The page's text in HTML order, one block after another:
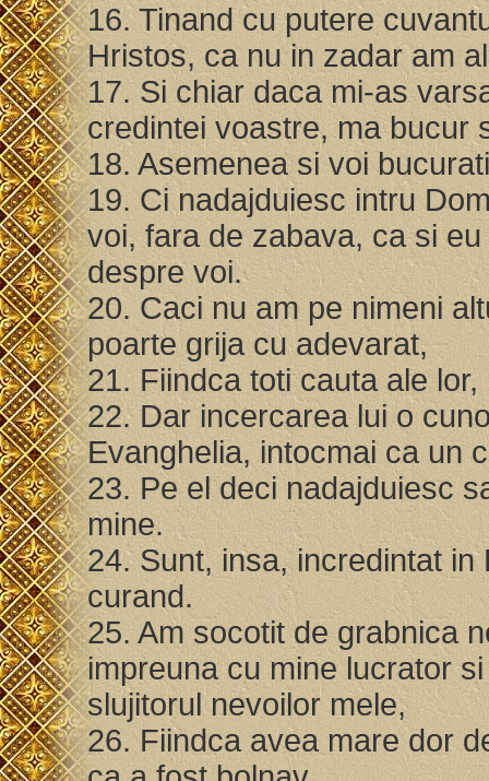
16. Tinand cu putere
Hristos, ca nu in zadar am
17. Si chiar daca mi-as
credintei voastre, ma bucur
18. Asemenea si voi
19. Ci nadajduiesc intru
voi, fara de zabava, ca si
despre voi.
20. Caci nu am pe nimeni
poarte grija cu adevarat,
21. Fiindca toti cauta ale
22. Dar incercarea lui o
Evanghelia, intocmai ca un
23. Pe el deci nadajduiesc
mine.
24. Sunt, insa, incredintat
curand.
25. Am socotit de grabnica
impreuna cu mine lucrator
slujitorul nevoilor mele,
26. Fiindca avea mare dor